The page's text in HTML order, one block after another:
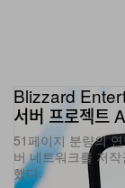
Blizzard
서버 프로젝트
51페이지 분량의
버 네트워크를 저
했다.